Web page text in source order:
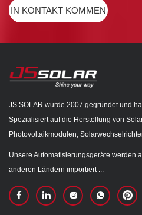
IN KONTAKT KOMMEN
JS SOLAR wurde 2007 gegründet und
Spezialisiert auf die Herstellung von
Photovoltaikmodulen,
Unsere Automatisierungsgeräte werden
anderen Ländern importiert ...